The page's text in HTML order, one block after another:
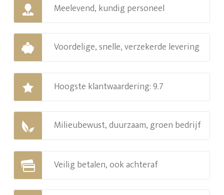
Meelevend, kundig personeel
Voordelige, snelle, verzekerde levering
Hoogste klantwaardering: 9.7
Milieubewust, duurzaam, groen bedrijf
Veilig betalen, ook achteraf